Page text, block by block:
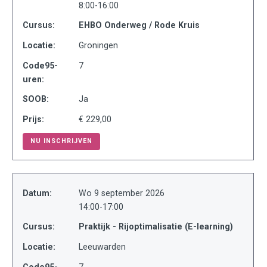
8:00-16:00
Cursus: EHBO Onderweg / Rode Kruis
Locatie: Groningen
Code95-
uren:
7
SOOB: Ja
Prijs: € 229,00
NU INSCHRIJVEN
Datum:
Wo 9 september 2026
14:00-17:00
Cursus: Praktijk - Rijoptimalisatie (E-learning)
Locatie: Leeuwarden